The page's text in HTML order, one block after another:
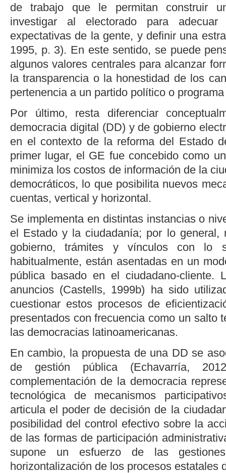
de trabajo que le permitan construir
investigar al electorado para
expectativas de la gente, y definir una
1995, p. 3). En este sentido, se puede
algunos valores centrales para alcanzar
la transparencia o la honestidad de los
pertenencia a un partido político o
Por último, resta diferenciar
democracia digital (DD) y de gobierno
en el contexto de la reforma del Estado
primer lugar, el GE fue concebido como
minimiza los costos de información de la
democráticos, lo que posibilita nuevos
cuentas, vertical y horizontal.
Se implementa en distintas instancias o
el Estado y la ciudadanía; por lo general,
gobierno, trámites y vínculos con lo
habitualmente, están asentadas en un
pública basado en el ciudadano-
anuncios (Castells, 1999b) ha sido
cuestionar estos procesos de
presentados con frecuencia como un salto
las democracias latinoamericanas.
En cambio, la propuesta de una DD se
de gestión pública (Echavarría,
complementación de la democracia
tecnológica de mecanismos
articula el poder de decisión de la
posibilidad del control efectivo sobre la
de las formas de participación
supone un esfuerzo de las
horizontalización de los procesos estatales